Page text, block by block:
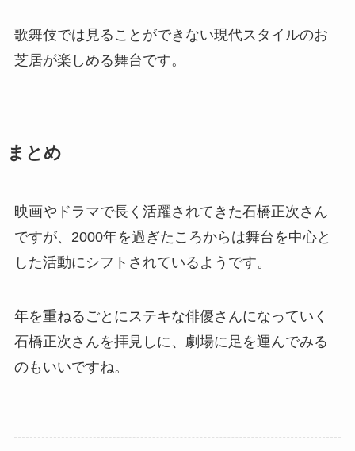
歌舞伎では見ることができない現代スタイルのお
芝居が楽しめる舞台です。
まとめ
映画やドラマで長く活躍されてきた石橋正次さん
ですが、2000年を過ぎたころからは舞台を中心と
した活動にシフトされているようです。
年を重ねるごとにステキな俳優さんになっていく
石橋正次さんを拝見しに、劇場に足を運んでみる
のもいいですね。